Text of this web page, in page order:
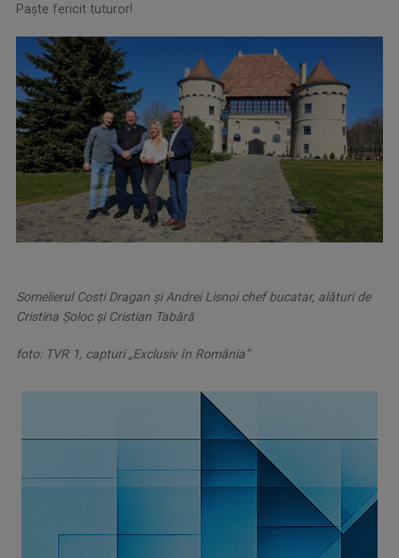
Paşte fericit tuturor!
Somelierul Costi Dragan și Andrei Lisnoi chef bucatar, alături de
Cristina Şoloc şi Cristian Tabără
foto: TVR 1, capturi „Exclusiv în România”